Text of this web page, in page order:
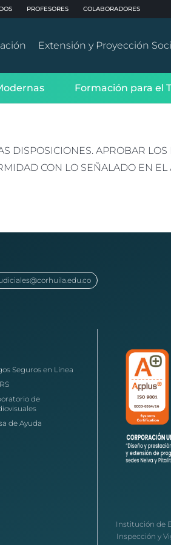
PROFESORES COLABORADORES
Extensión y Proyección
Formación para el
DISPOSICIONES. APROBAR
CON LO SEÑALADO EN EL
Seguros en Línea
de
de Ayuda
Institución de
Inspección y